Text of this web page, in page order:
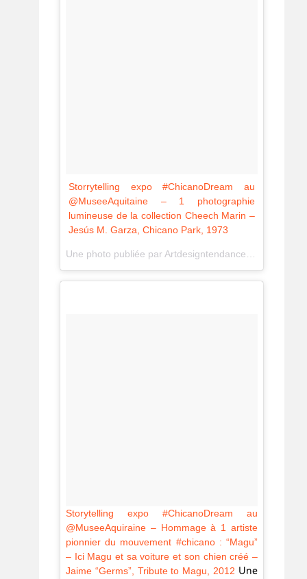
Storrytelling expo #ChicanoDream au
@MuseeAquitaine – 1 photographie
lumineuse de la collection Cheech Marin –
Jesús M. Garza, Chicano Park, 1973
Storytelling expo #ChicanoDream au
@MuseeAquiraine – Hommage à 1 artiste
pionnier du mouvement #chicano : “Magu”
– Ici Magu et sa voiture et son chien créé –
Jaime “Germs”, Tribute to Magu, 2012 Une